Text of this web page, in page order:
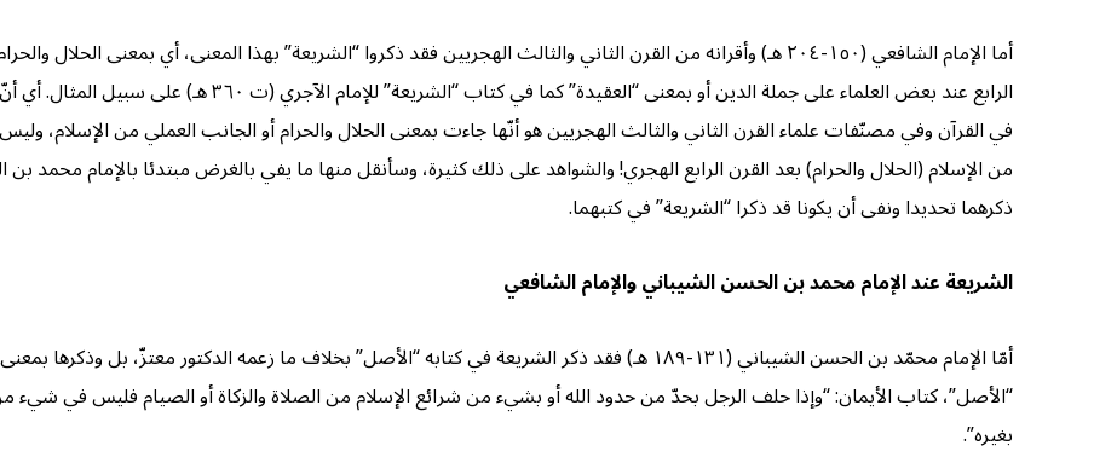
أما الإمام الشافعي (١٥٠-٢٠٤ هـ) وأقرانه من القرن الثاني والثالث الهجريين فقد ذكروا “الشريعة” بهذا المعنى، أي بمعنى
الرابع عند بعض العلماء على جملة الدين أو بمعنى
في القرآن وفي مصنّفات علماء القرن الثاني والثالث الهجريين هو أنّها جاءت بمعنى الحلال والحرام أو الجانب العملي من الإسلام،
من الإسلام (الحلال والحرام) بعد القرن الرابع الهجري! والشواهد على ذلك كثيرة، وسأنقل منها ما يفي بالغرض مبتدئا بالإمام محمد بن
ذكرهما تحديدا ونفى أن يكونا قد ذكرا “الشريعة” في كتبهما.
الشريعة عند الإمام محمد بن الحسن الشيباني والإمام الشافعي
أمّا الإمام محمّد بن الحسن الشيباني (١٣١-١٨٩ هـ) فقد ذكر الشريعة في كتابه “الأصل” بخلاف ما زعمه الدكتور
“الأصل”، كتاب الأيمان: “وإذا حلف الرجل بحدّ من حدود الله أو بشيء من شرائع الإسلام من الصلاة والزكاة أو الصيام فليس في شيء من
بغيره”.